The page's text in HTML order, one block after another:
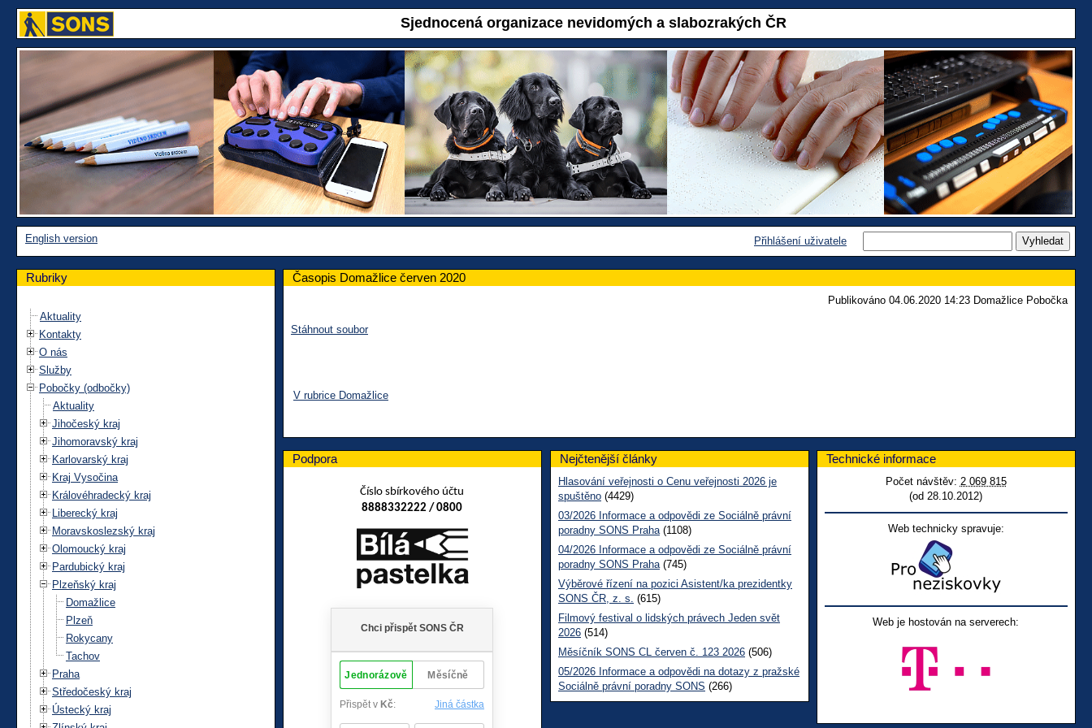
Sjednocená organizace nevidomých a slabozrakých ČR
English version Přihlášení uživatele
Rubriky
Aktuality
Kontakty
O nás
Služby
Pobočky (odbočky)
Aktuality
Jihočeský kraj
Jihomoravský kraj
Karlovarský kraj
Kraj Vysočina
Královéhradecký kraj
Liberecký kraj
Moravskoslezský kraj
Olomoucký kraj
Pardubický kraj
Plzeňský kraj
Domažlice
Plzeň
Rokycany
Tachov
Praha
Středočeský kraj
Ústecký kraj
Časopis Domažlice červen 2020
Publikováno 04.06.2020 14:23 Domažlice Pobočka
Stáhnout soubor
V rubrice Domažlice
Podpora
Číslo sbírkového účtu
8888332222 / 0800
Nejčtenější články
Hlasování veřejnosti o Cenu veřejnosti 2026 je
spuštěno (4429)
03/2026 Informace a odpovědi ze Sociálně právní
poradny SONS Praha (1108)
04/2026 Informace a odpovědi ze Sociálně právní
poradny SONS Praha (745)
Výběrové řízení na pozici Asistent/ka prezidentky
SONS ČR, z. s. (615)
Filmový festival o lidských právech Jeden svět
2026 (514)
Měsíčník SONS CL červen č. 123 2026 (506)
05/2026 Informace a odpovědi na dotazy z pražské
Sociálně právní poradny SONS (266)
Technické informace
Počet návštěv: 2 069 815
(od 28.10.2012)
Web technicky spravuje:
Web je hostován na serverech: